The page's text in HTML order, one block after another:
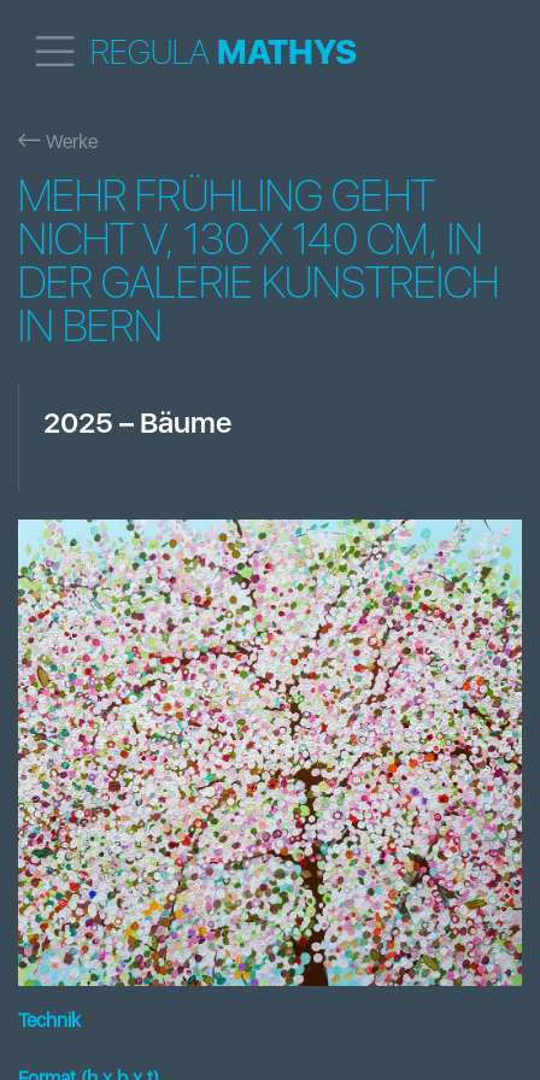
REGULA MATHYS
Werke
MEHR FRÜHLING GEHT
NICHT V, 130 X 140 CM, IN
DER GALERIE KUNSTREICH
IN BERN
2025 – Bäume
Technik